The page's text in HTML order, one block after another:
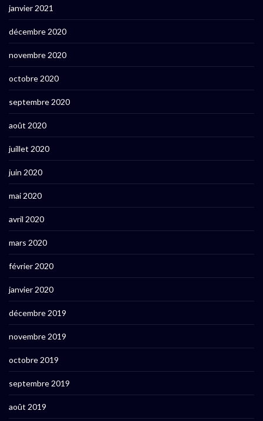
janvier 2021
décembre 2020
novembre 2020
octobre 2020
septembre 2020
août 2020
juillet 2020
juin 2020
mai 2020
avril 2020
mars 2020
février 2020
janvier 2020
décembre 2019
novembre 2019
octobre 2019
septembre 2019
août 2019